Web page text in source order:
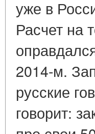
уже в
Расчет на
2014-м.
русские
говорит: